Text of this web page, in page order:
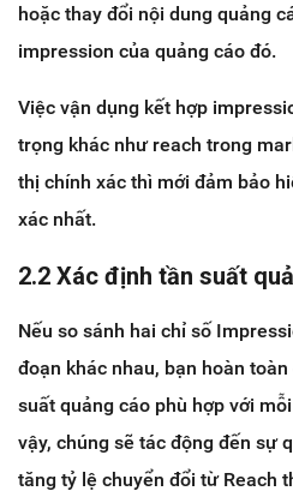
hoặc thay đổi nội dung quảng
impression của quảng cáo đó.
Việc vận dụng kết hợp
trọng khác như reach trong
thị chính xác thì mới đảm bảo
xác nhất.
2.2 Xác định tần suất
Nếu so sánh hai chỉ số
đoạn khác nhau, bạn hoàn
suất quảng cáo phù hợp với
vậy, chúng sẽ tác động đến sự
tăng tỷ lệ chuyển đổi từ Reach